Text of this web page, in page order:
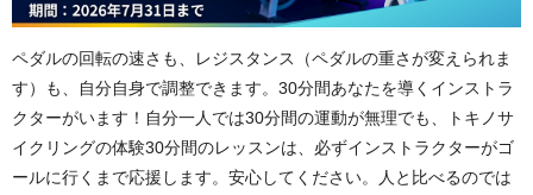
ペダルの回転の速さも、レジスタンス（ペダルの重さが変えられま
す）も、自分自身で調整できます。30分間あなたを導くインストラ
クターがいます！自分一人では30分間の運動が無理でも、トキノサ
イクリングの体験30分間のレッスンは、必ずインストラクターがゴ
ールに行くまで応援します。安心してください。人と比べるのでは